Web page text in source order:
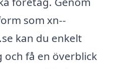
som xn--
kan du enkelt
få en överblick